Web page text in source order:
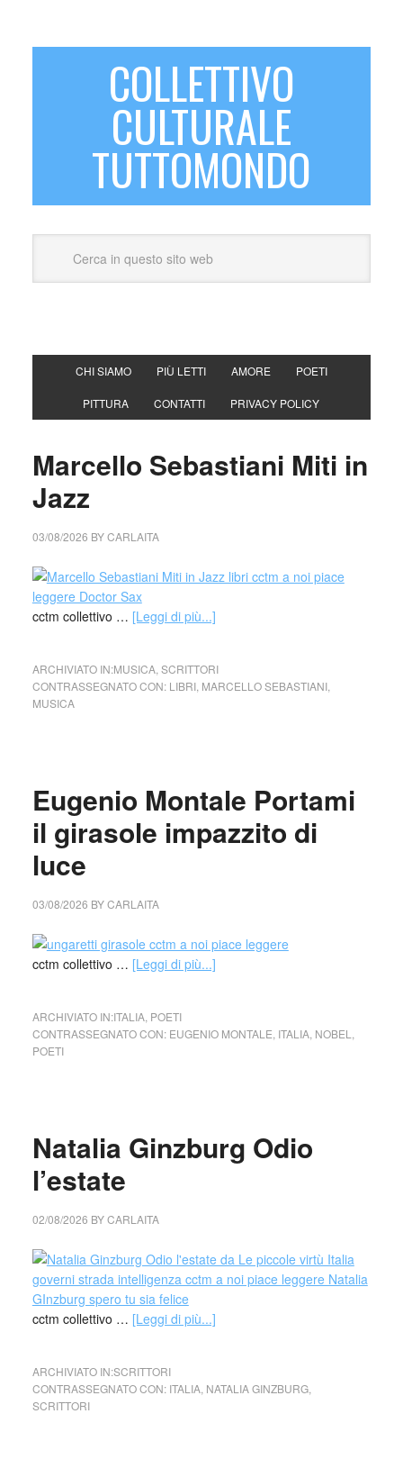
COLLETTIVO
CULTURALE
TUTTOMONDO
CHI SIAMO PIÙ LETTI AMORE POETI
PITTURA CONTATTI PRIVACY POLICY
Marcello Sebastiani Miti in
Jazz
03/08/2026 BYCARLAITA
cctm collettivo … [Leggi di più...]
ARCHIVIATO IN:MUSICA, SCRITTORI
CONTRASSEGNATO CON: LIBRI, MARCELLO SEBASTIANI,
MUSICA
Eugenio Montale Portami
il girasole impazzito di
luce
03/08/2026 BYCARLAITA
cctm collettivo … [Leggi di più...]
ARCHIVIATO IN:ITALIA, POETI
CONTRASSEGNATO CON: EUGENIO MONTALE ITALIA, NOBEL
POETI
Natalia Ginzburg Odio
l’estate
02/08/2026 BYCARLAITA
cctm collettivo … [Leggi di più...]
ARCHIVIATO IN:SCRITTORI
CONTRASSEGNATO CON: ITALIA, NATALIA GINZBURG,
SCRITTORI